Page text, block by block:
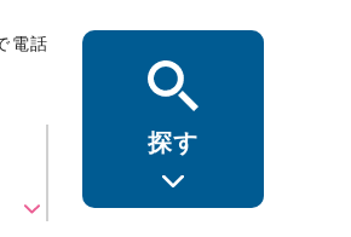
電話
探す